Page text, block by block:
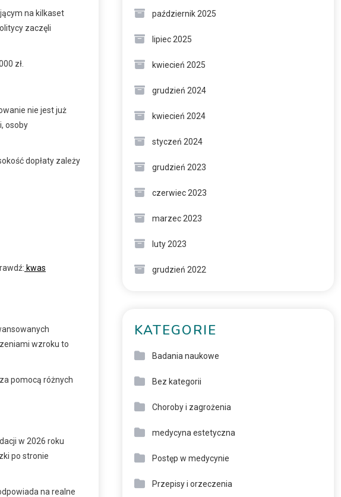
na kilkaset
zaczęli
zł.
nie jest już
osoby
dopłaty zależy
kwas
wzroku to
za pomocą różnych
w 2026 roku
po stronie
na realne
październik 2025
lipiec 2025
kwiecień 2025
grudzień 2024
kwiecień 2024
styczeń 2024
grudzień 2023
czerwiec 2023
marzec 2023
luty 2023
grudzień 2022
KATEGORIE
Badania naukowe
Bez kategorii
Choroby i zagrożenia
medycyna estetyczna
Postęp w medycynie
Przepisy i orzeczenia